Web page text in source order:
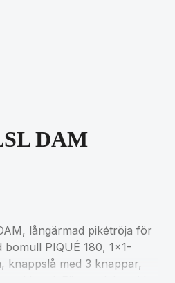
DAM
långärmad pikétröja för
bomull PIQUÉ 180, 1x1-
knappslå med 3 knappar,